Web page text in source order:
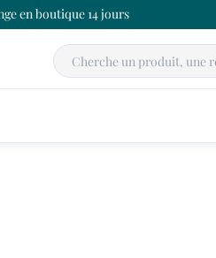
en boutique 14 jours